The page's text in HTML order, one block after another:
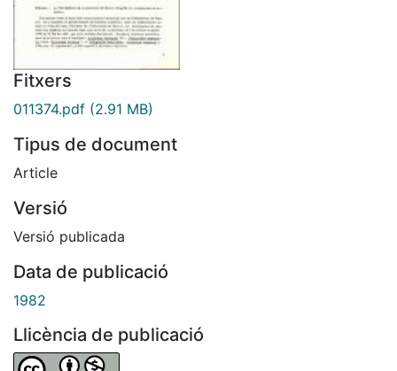
Fitxers
011374.pdf (2.91 MB)
Tipus de document
Article
Versió
Versió publicada
Data de publicació
1982
Llicència de publicació